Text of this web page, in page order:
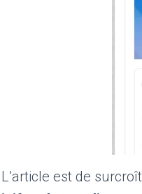
L’article est de surcroît